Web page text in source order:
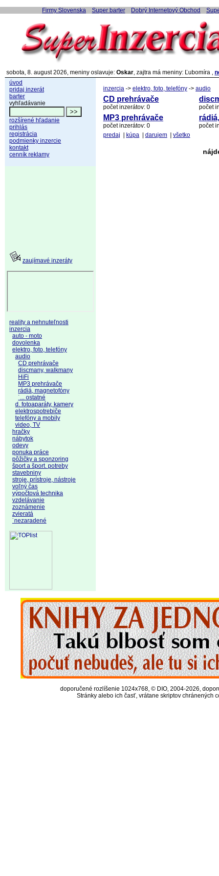
Firmy Slovenska Super barter Dobrý Internetový Obchod
sobota, 8. august 2026, meniny oslavuje: Oskar, zajtra má meniny: Ľubomíra ,
úvod
pridaj inzerát
barter
vyhľadávanie
rozšírené hľadanie
prihlás
registrácia
podmienky inzercie
kontakt
cenník reklamy
zaujímavé inzeráty
reality a nehnuteľnosti
inzercia
auto - moto
dovolenka
elektro, foto, telefóny
audio
CD prehrávače
discmany, walkmany
HiFi
MP3 prehrávače
rádiá, magnetofóny
˙... ostatné
d. fotoaparáty, kamery
elektrospotrebiče
telefóny a mobily
video, TV
hračky
nábytok
odevy
ponuka práce
pôžičky a sponzoring
šport a šport. potreby
stavebniny
stroje, prístroje, nástroje
voľný čas
výpočtová technika
vzdelávanie
zoznámenie
zvieratá
˙nezaradené
inzercia -> elektro, foto, telefóny -> audio
CD prehrávače
počet inzerátov: 0 počet
MP3 prehrávače
počet inzerátov: 0
počet
predaj
kúpa darujem všetko
doporučené rozlíšenie 1024x768, © DIO, 2004-2026,
Stránky alebo ich časť, vrátane skriptov chránených